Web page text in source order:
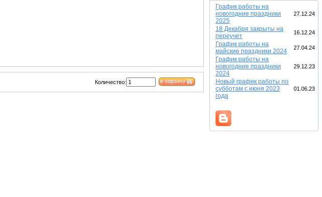
График работы на
новогодние праздники
2025
27.12.24
18 Декабря закрыты на
переучет
16.12.24
График работы на
майские праздники 2024
27.04.24
График работы на
новогодние праздники
2024
29.12.23
Новый график работы по
субботам с июня 2023
года
01.06.23
Количество: